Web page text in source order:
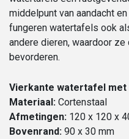
middelpunt van aandacht
fungeren watertafels ook
andere dieren, waardoor
bevorderen.
Vierkante watertafel met
Materiaal: Cortenstaal
Afmetingen: 120 x 120 x
Bovenrand: 90 x 30 mm